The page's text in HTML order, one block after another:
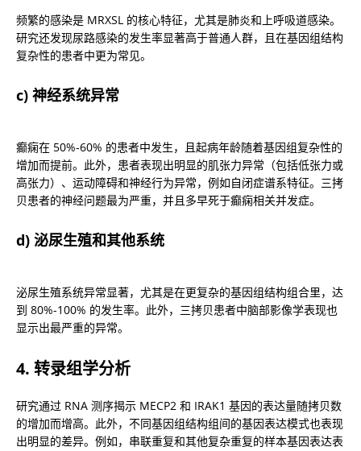
频繁的感染是 MRXSL 的核心特征，尤其是肺炎和上呼吸道感染。
研究还发现尿路感染的发生率显著高于普通人群，且在基因组结构
复杂性的患者中更为常见。
c) 神经系统异常
癫痫在 50%-60% 的患者中发生，且起病年龄随着基因组复杂性的
增加而提前。此外，患者表现出明显的肌张力异常（包括低张力或
高张力）、运动障碍和神经行为异常，例如自闭症谱系特征。三拷
贝患者的神经问题最为严重，并且多早死于癫痫相关并发症。
d) 泌尿生殖和其他系统
泌尿生殖系统异常显著，尤其是在更复杂的基因组结构组合里，达
到 80%-100% 的发生率。此外，三拷贝患者中脑部影像学表现也
显示出最严重的异常。
4. 转录组学分析
研究通过 RNA 测序揭示 MECP2 和 IRAK1 基因的表达量随拷贝数
的增加而增高。此外，不同基因组结构组间的基因表达模式也表现
出明显的差异。例如，串联重复和其他复杂重复的样本基因表达表